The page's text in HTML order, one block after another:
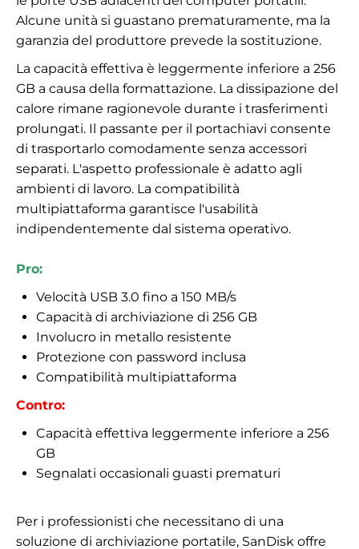
Alcune unità si guastano prematuramente, ma la
garanzia del produttore prevede la sostituzione.
La capacità effettiva è leggermente inferiore a 256
GB a causa della formattazione. La dissipazione del
calore rimane ragionevole durante i trasferimenti
prolungati. Il passante per il portachiavi consente
di trasportarlo comodamente senza accessori
separati. L'aspetto professionale è adatto agli
ambienti di lavoro. La compatibilità
multipiattaforma garantisce l'usabilità
indipendentemente dal sistema operativo.
Pro:
Velocità USB 3.0 fino a 150 MB/s
Capacità di archiviazione di 256 GB
Involucro in metallo resistente
Protezione con password inclusa
Compatibilità multipiattaforma
Contro:
Capacità effettiva leggermente inferiore a 256
GB
Segnalati occasionali guasti prematuri
Per i professionisti che necessitano di una
soluzione di archiviazione portatile, SanDisk offre